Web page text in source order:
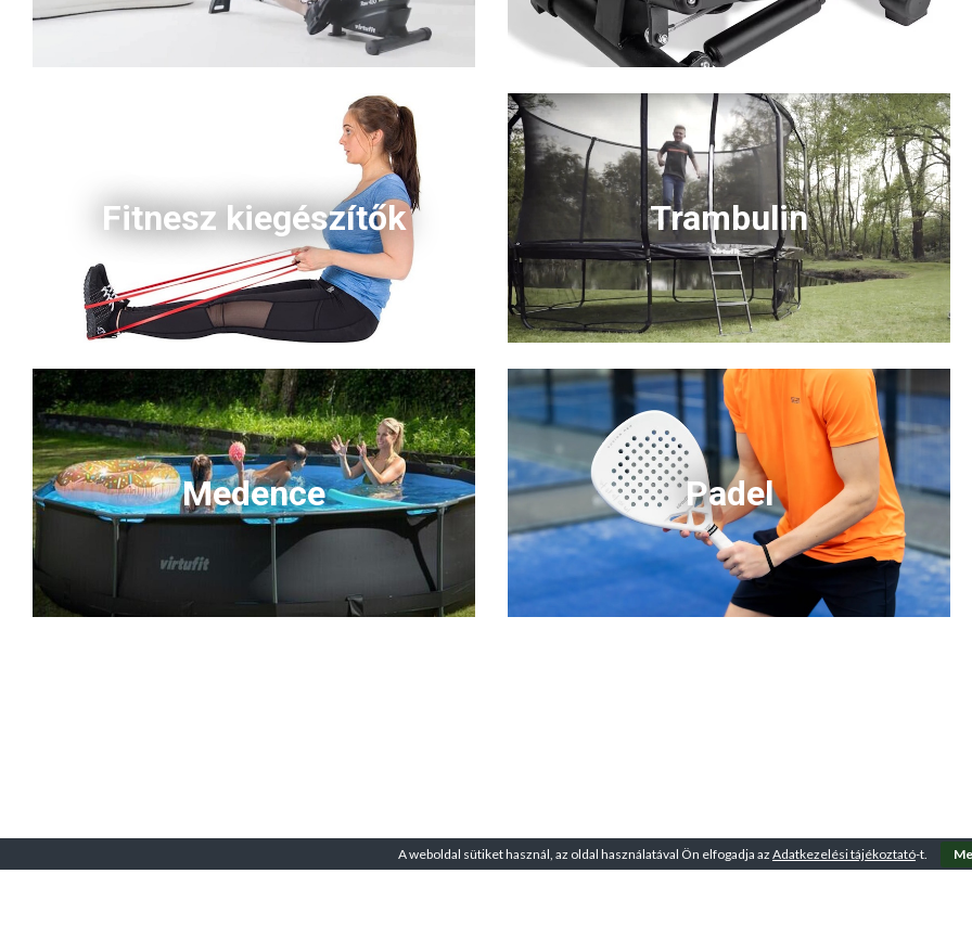
Fitnesz kiegészítők Trambulin
Medence Padel
A weboldal sütiket használ, az oldal használatával Ön elfogadja az Adatkezelési tájékoztató-t.